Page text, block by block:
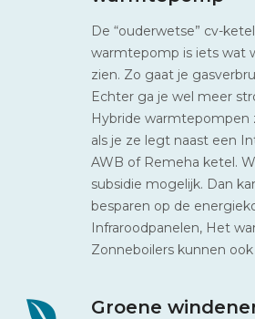
De “ouderwetse” cv-
warmtepomp is iets wat
zien. Zo gaat je
Echter ga je wel meer
Hybride warmtepompen
als je ze legt naast een
AWB of Remeha ketel.
subsidie mogelijk. Dan
besparen op de
Infraroodpanelen, Het
Zonneboilers kunnen
Groene